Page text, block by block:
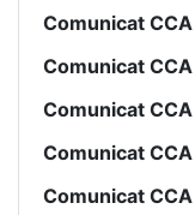
Comunicat CCA
Comunicat CCA
Comunicat CCA
Comunicat CCA
Comunicat CCA